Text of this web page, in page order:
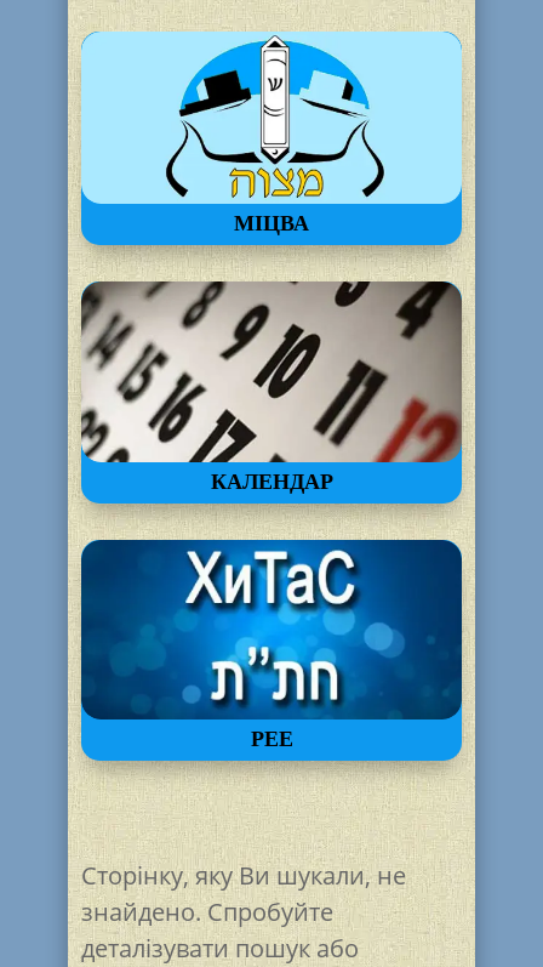
МІЦВА
КАЛЕНДАР
РЕЕ
Сторінку, яку Ви шукали, не
знайдено. Спробуйте
деталізувати пошук або